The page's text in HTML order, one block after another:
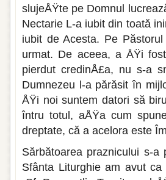
slujeÅŸte pe Domnul
Nectarie L-a iubit din toa­tă
iubit de Acesta. Pe
urmat. De ace­ea, a ÅŸi
pierdut credinÅ£a, nu s-a
Dumnezeu l-a părăsit în
ÅŸi noi suntem datori să
întru totul, aÅŸa cum
dreptate, că a acelora este
Sărbătoarea praznicului s-
Sfânta Liturghie am avut